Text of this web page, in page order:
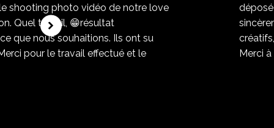
shooting photo vidéo de notre love
Quel travail, 😁résultat
que nous souhaitions. Ils ont su
pour le travail effectué et le
Merci